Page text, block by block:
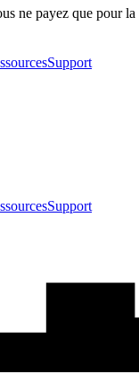
ne payez que pour
Support
Support